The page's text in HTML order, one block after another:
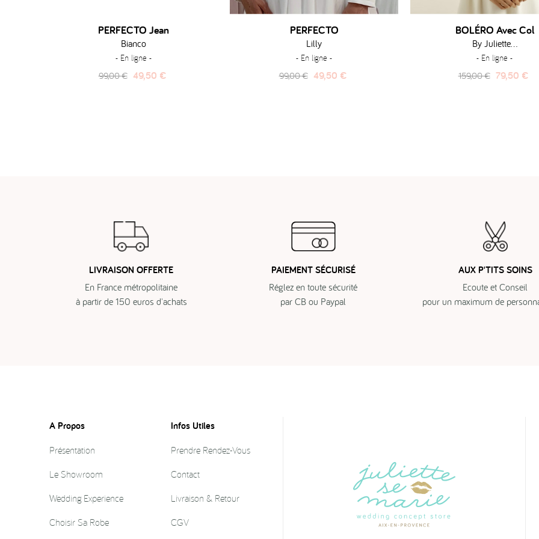
PERFECTO Jean
Bianco
- En ligne -
Prix
99,00 € Prix
49,50 €
PERFECTO
Lilly
- En ligne -
Prix
99,00 € Prix
49,50 €
BOLÉRO Avec Col
By Juliette...
- En ligne -
Prix
159,00 € Prix
79,50 €
LIVRAISON OFFERTE
En France métropolitaine
à partir de 150 euros d'achats
PAIEMENT SÉCURISÉ
Réglez en toute sécurité
par CB ou Paypal
AUX P'TITS SOINS
Ecoute et Conseil
pour un maximum de
A Propos
Présentation
Le Showroom
Wedding Experience
Choisir Sa Robe
Infos Utiles
Prendre Rendez-Vous
Contact
Livraison & Retour
CGV